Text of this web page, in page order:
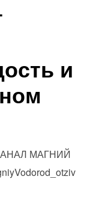
и
МАГНИЙ